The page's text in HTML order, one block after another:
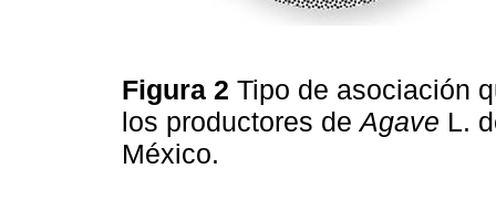
Figura 2 Tipo de asociación
los productores deAgave L.
México.